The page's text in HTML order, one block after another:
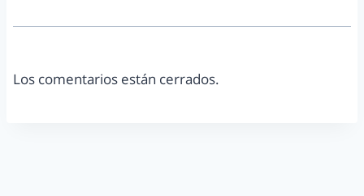
Los comentarios están cerrados.